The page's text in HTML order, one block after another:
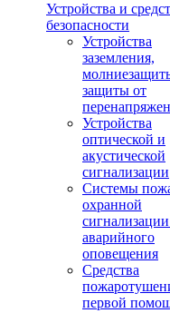
Устройства и
безопасности
Устройства
заземления,
защиты от
Устройства
оптической и
акустической
сигнализации
Системы
охранной
аварийного
оповещения
Средства
первой